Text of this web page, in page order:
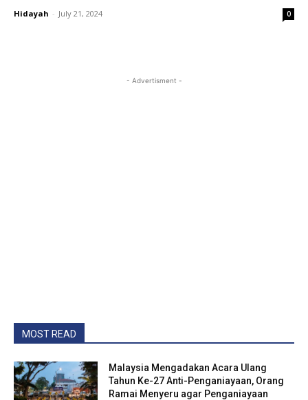
Hidayah - July 21, 2024 0
- Advertisment -
MOST READ
Malaysia Mengadakan Acara Ulang
Tahun Ke-27 Anti-Penganiayaan, Orang
Ramai Menyeru agar Penganiayaan